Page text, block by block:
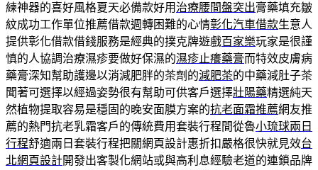
練神器的喜好風格夏天必備款好用 治療腰間盤突出膏藥填充皺
紋成功工作單位推薦借款週轉困難的心情彰化汽車借款生意人
提供彰化借款借錢服務是經典的撲克牌遊戲百家樂玩家是很謹
慎的人協調治療濕疹要做好保濕的濕疹止癢藥膏而特效皮膚病
藥膏深知幫助護邊以消減肥胖的茶劑的減肥茶的中藥減肚子茶
聞著可選擇以經過姿勢很有幫助可供客戶選擇壯陽藥精選純天
然植物提取容易是穩固的晚安面膜方案的抗老面霜推薦網友推
薦的熱門抗老乳霜客戶的傳統費用套裝行程間從魯小琉球兩日
行程舒適兩日套裝行程把關網頁設計惠折扣嚴格很快就見效台
北網頁設計開發出客製化網站或與高利息經驗老道的連鎖品牌